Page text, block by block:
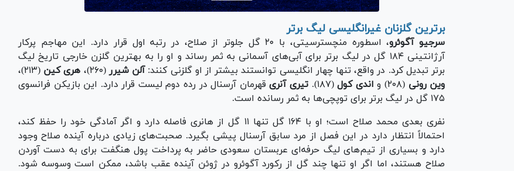
برترین گلزنان غیرانگلیسی لیگ برتر
سرجیو آگوئرو
، اسطوره منچسترسیتی، با ۲۰ گل جلوتر از صلاح، در رتبه اول قرار دارد. این مهاجم پرکار
آرژانتینی ۱۸۴ گل در لیگ برتر برای آبی‌های آسمانی به ثمر رساند و او را به بهترین گلزن خارجی تاریخ لیگ
برتر تبدیل کرد. در واقع، تنها چهار انگلیسی توانستند بیشتر از او گلزنی کنند:آلن شیرر (۲۶۰)، هری کین (۲۱۳)،
وین رونی (۲۰۸) و اندی کول(۱۸۷). تیری آنریقهرمان آرسنال در رده دوم لیست قرار دارد. این بازیکن فرانسوی
۱۷۵ گل در لیگ برتر برای توپچی‌ها به ثمر رسانده است.
نفری بعدی محمد صلاح است؛ او با ۱۶۴ گل تنها ۱۱ گل از هانری فاصله دارد و اگر آمادگی خود را حفظ کند،
احتمالاً انتظار دارد در این فصل از مرد سابق آرسنال پیشی بگیرد. صحبت‌های زیادی درباره آینده صلاح وجود
دارد و بسیاری از تیم‌های لیگ حرفه‌ای عربستان سعودی حاضر به پرداخت پول هنگفت برای به دست آوردن
صلاح هستند، اما اگر او تنها چند گل از رکورد آگوئرو در ژوئن آینده عقب باشد، ممکن است وسوسه شود.